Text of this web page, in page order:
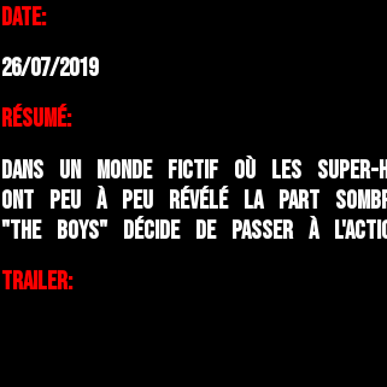
Date:
26/07/2019
Résumé:
Dans un monde fictif où les
ont peu à peu révélé la part
"The Boys" décide de passer à
Trailer: